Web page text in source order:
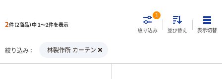
2件（2商品）中 1～2件を表示
絞り込み
1
並び替え 表示切替
絞り込み 林製作所 カーテン